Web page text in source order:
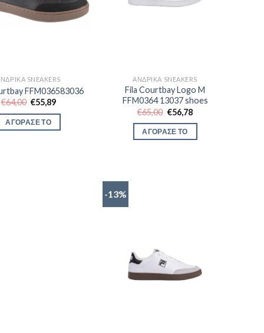
SNEAKERS
FFM036583036
€64,00 Original
price
was:
€64,00.
€55,89Η
τιμή
ΑΓΟΡΑΣΕ ΤΟ
ΑΝΔΡΙΚΆ SNEAKERS
Fila Courtbay Logo M
FFM0364 13037 shoes
€65,00 Original
price
was:
€65,00.
€56,78Η
ΑΓΟΡΑΣΕ ΤΟ
-13%